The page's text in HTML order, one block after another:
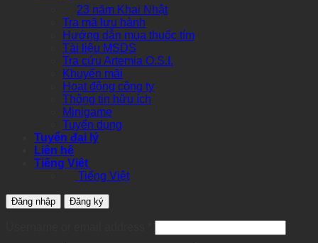
23 năm Khai Nhật
Tra mã lưu hành
Hướng dẫn mua thuốc tím
Tài liệu MSDS
Tra cứu Artemia O.S.I.
Khuyến mãi
Hoạt động công ty
Thông tin hữu ích
Minigame
Tuyển dụng
Tuyển đại lý
Liên hệ
Tiếng Việt
Tiếng Việt
Đăng nhập Đăng ký